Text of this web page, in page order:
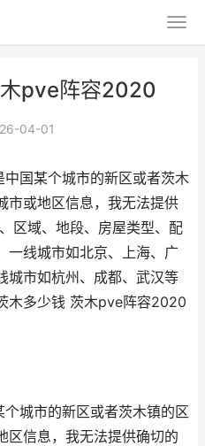
pve阵容2020
04-01
国某个城市的新区或者茨木
市或地区信息，我无法提供
区域、地段、房屋类型、配
一线城市如北京、上海、广
城市如杭州、成都、武汉等
木多少钱 茨木pve阵容2020
城市的新区或者茨木镇的区
区信息，我无法提供确切的